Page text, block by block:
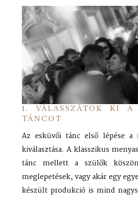
1.
VÁLASSZÁTOK KI A
TÁNCOT
Az esküvői tánc első lépése a
kiválasztása. A klasszikus
tánc mellett a szülők
meglepetések, vagy akár egy
készült produkció is mind